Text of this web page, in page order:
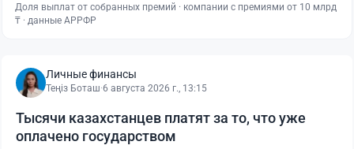
Доля выплат от собранных премий · компании с премиями от 10 млрд
₸ · данные АРРФР
Личные финансы
Теңіз Боташ·6 августа 2026 г., 13:15
Тысячи казахстанцев платят за то, что уже
оплачено государством